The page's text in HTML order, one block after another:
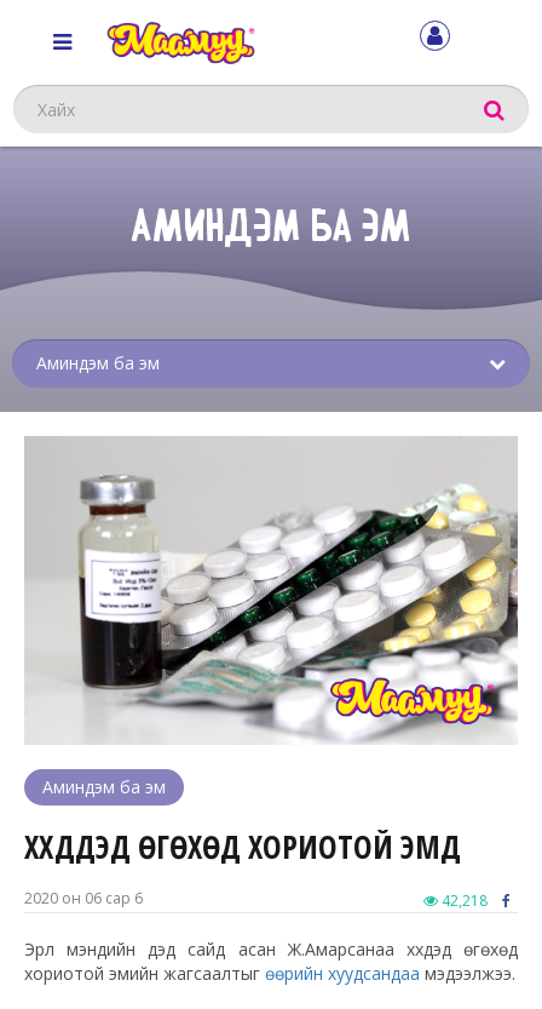
Хайх
АМИНДЭМ БА ЭМ
Аминдэм ба эм
ХҮҮХДҮҮДЭД ӨГӨХӨД ХОРИОТОЙ ЭМҮҮД
2020 он 06 сар 6 42,218
Эрүүл мэндийн дэд сайд асан Ж.Амарсанаа хүүхдэд өгөхөд
хориотой эмийн жагсаалтыг өөрийн хуудсандаа мэдээлжээ.